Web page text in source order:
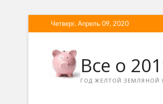
Четверг, Апрель 09, 2020
Все о
ГОД ЖЕЛТОЙ ЗЕМЛЯНОЙ